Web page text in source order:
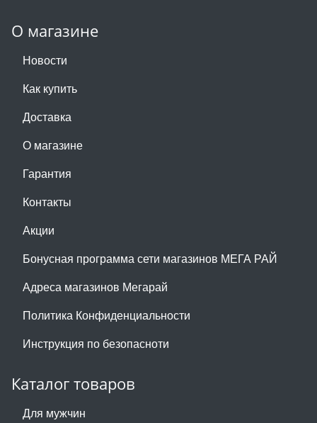
О магазине
Новости
Как купить
Доставка
О магазине
Гарантия
Контакты
Акции
Бонусная программа сети магазинов МЕГА РАЙ
Адреса магазинов Мегарай
Политика Конфиденциальности
Инструкция по безопасноти
Каталог товаров
Для мужчин